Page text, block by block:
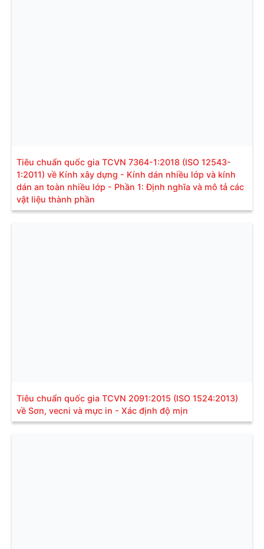
Tiêu chuẩn quốc gia TCVN 7364-1:2018 (ISO 12543-
1:2011) về Kính xây dựng - Kính dán nhiều lớp và kính
dán an toàn nhiều lớp - Phần 1: Định nghĩa và mô tả các
vật liệu thành phần
Tiêu chuẩn quốc gia TCVN 2091:2015 (ISO 1524:2013)
về Sơn, vecni và mực in - Xác định độ mịn